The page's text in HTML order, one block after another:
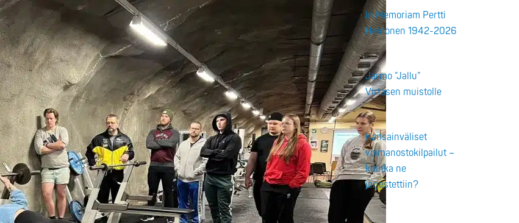
In Memoriam Pertti
Heinonen 1942-2026
Jarmo ”Jallu”
Virtasen muistolle
Kansainväliset
voimanostokilpailut –
kuinka ne
järjestettiin?